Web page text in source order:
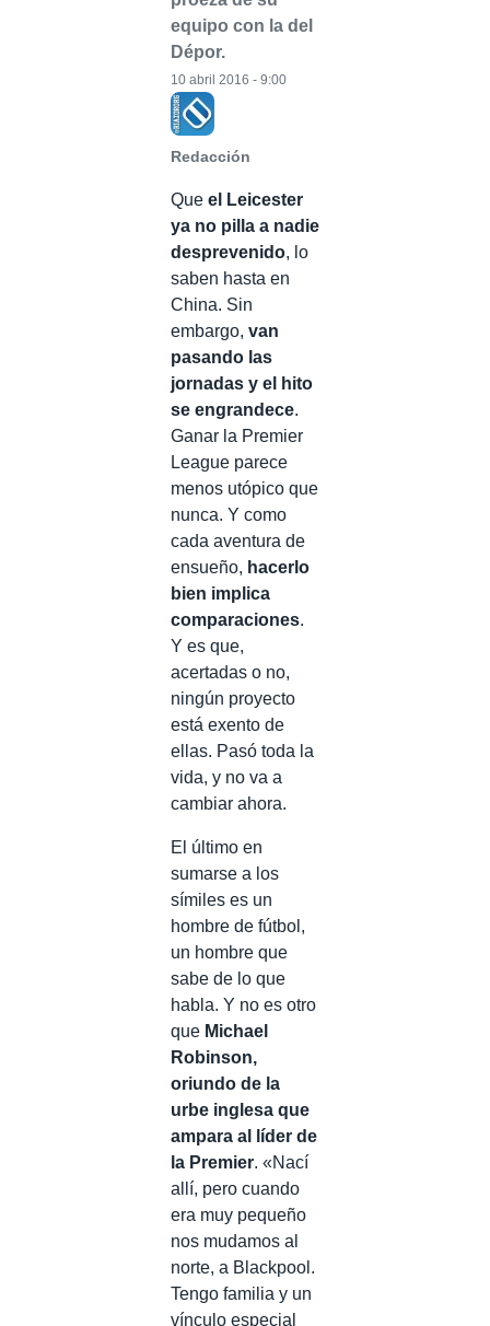
equipo con la del
Dépor.
Redacción
10 abril 2016 - 9:00
Que el Leicester
ya no pilla a nadie
desprevenido, lo
saben hasta en
China. Sin
embargo, van
pasando las
jornadas y el hito
se engrandece.
Ganar la Premier
League parece
menos utópico que
nunca. Y como
cada aventura de
ensueño, hacerlo
bien implica
comparaciones.
Y es que,
acertadas o no,
ningún proyecto
está exento de
ellas. Pasó toda la
vida, y no va a
cambiar ahora.
El último en
sumarse a los
símiles es un
hombre de fútbol,
un hombre que
sabe de lo que
habla. Y no es otro
que Michael
Robinson,
oriundo de la
urbe inglesa que
ampara al líder de
la Premier. «Nací
allí, pero cuando
era muy pequeño
nos mudamos al
norte, a Blackpool.
Tengo familia y un
vínculo especial